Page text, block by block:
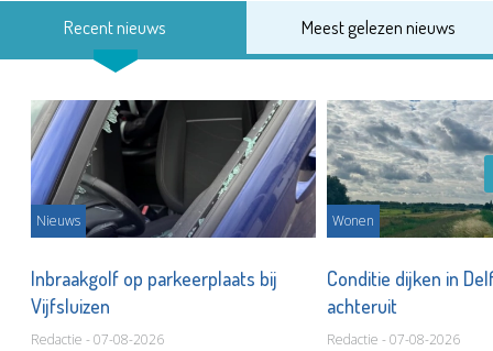
Recent nieuws Meest gelezen nieuws
Nieuws
Inbraakgolf op parkeerplaats bij
Vijfsluizen
Redactie - 07-08-2026
Wonen
Conditie dijken in
achteruit
Redactie - 07-08-2026